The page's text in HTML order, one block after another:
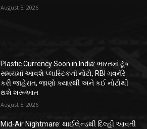
August 5, 2026
Plastic Currency Soon in India: ભારતમાં ટૂંક
સમયમાં આવશે પ્લાસ્ટિકની નોટો, RBI ગવર્નરે
કરી જાહેરાત, જાણો ક્યારથી અને કઈ નોટોથી
થશે શરૂઆત
August 5, 2026
Mid-Air Nightmare: થાઈલેન્ડથી દિલ્હી આવતી